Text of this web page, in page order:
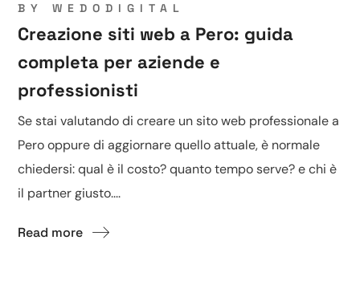
BYWEDODIGITAL
Creazione siti web a Pero: guida
completa per aziende e
professionisti
Se stai valutando di creare un sito web professionale a
Pero oppure di aggiornare quello attuale, è normale
chiedersi: qual è il costo? quanto tempo serve? e chi è
il partner giusto....
Read more